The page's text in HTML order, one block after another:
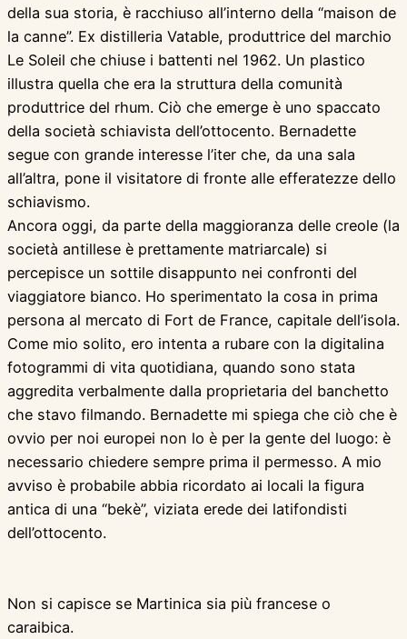
della sua storia, è racchiuso all’interno della “maison de
la canne”. Ex distilleria Vatable, produttrice del marchio
Le Soleil che chiuse i battenti nel 1962. Un plastico
illustra quella che era la struttura della comunità
produttrice del rhum. Ciò che emerge è uno spaccato
della società schiavista dell’ottocento. Bernadette
segue con grande interesse l’iter che, da una sala
all’altra, pone il visitatore di fronte alle efferatezze dello
schiavismo.
Ancora oggi, da parte della maggioranza delle creole (la
società antillese è prettamente matriarcale) si
percepisce un sottile disappunto nei confronti del
viaggiatore bianco. Ho sperimentato la cosa in prima
persona al mercato di Fort de France, capitale dell’isola.
Come mio solito, ero intenta a rubare con la digitalina
fotogrammi di vita quotidiana, quando sono stata
aggredita verbalmente dalla proprietaria del banchetto
che stavo filmando. Bernadette mi spiega che ciò che è
ovvio per noi europei non lo è per la gente del luogo: è
necessario chiedere sempre prima il permesso. A mio
avviso è probabile abbia ricordato ai locali la figura
antica di una “bekè”, viziata erede dei latifondisti
dell’ottocento.
Non si capisce se Martinica sia più francese o
caraibica.